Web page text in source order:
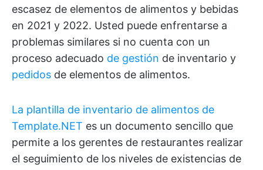
escasez de elementos de alimentos y bebidas
en 2021 y 2022. Usted puede enfrentarse a
problemas similares si no cuenta con un
proceso adecuado de gestión de inventario y
pedidos de elementos de alimentos.
La plantilla de inventario de alimentos de
Template.NET es un documento sencillo que
permite a los gerentes de restaurantes realizar
el seguimiento de los niveles de existencias de